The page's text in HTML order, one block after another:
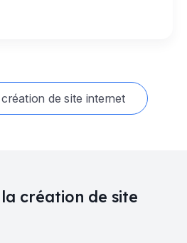
de site internet
création de site